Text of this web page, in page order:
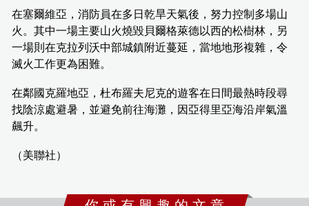
在塞爾維亞，消防員在多日乾旱天氣後，努力控制多場山
火。其中一場主要山火燒毀貝爾格萊德以西的松樹林，另
一場則在克拉列沃中部城鎮附近蔓延，當地地形複雜，令
滅火工作更為困難。
在鄰國克羅地亞，杜布羅夫尼克的遊客在日間最熱時段尋
找陰涼處避暑，並避免前往海灘，因亞得里亞海沿岸氣溫
飆升。
（美聯社）